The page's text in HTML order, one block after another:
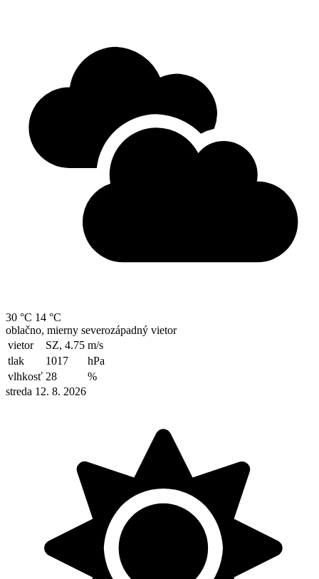
30 °C 14 °C
oblačno, mierny severozápadný vietor
vietor
SZ, 4.75 m/s
tlak
1017
hPa
vlhkosť 28
%
streda 12. 8. 2026